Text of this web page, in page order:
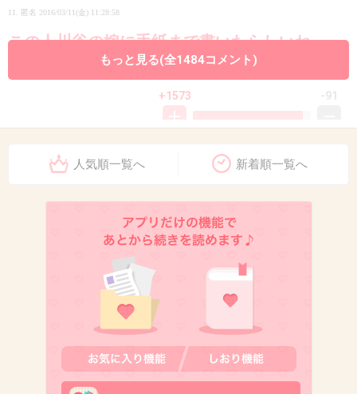
11. 匿名 2016/03/11(金) 11:28:58
この人川谷の嫁に手紙まで書いたらしいね。
どんだけ自分に酔ってるんだwww
+1573
2016/03/11(金) 11:29:01
ったわけでもないし、育児休暇の権利を訴えな
がら、妻の妊娠中に不貞をしていた宮崎謙介元
議員などと比べれば、少しばかりはかわいそう
な部分もありますからね。
可哀想どこが？奥さんは傷ついている
もっと見る(全1484コメント)
人気順一覧へ 新着順一覧へ